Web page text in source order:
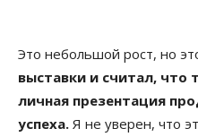
Это небольшой рост, но
выставки и считал, что
личная презентация
успеха. Я не уверен, что